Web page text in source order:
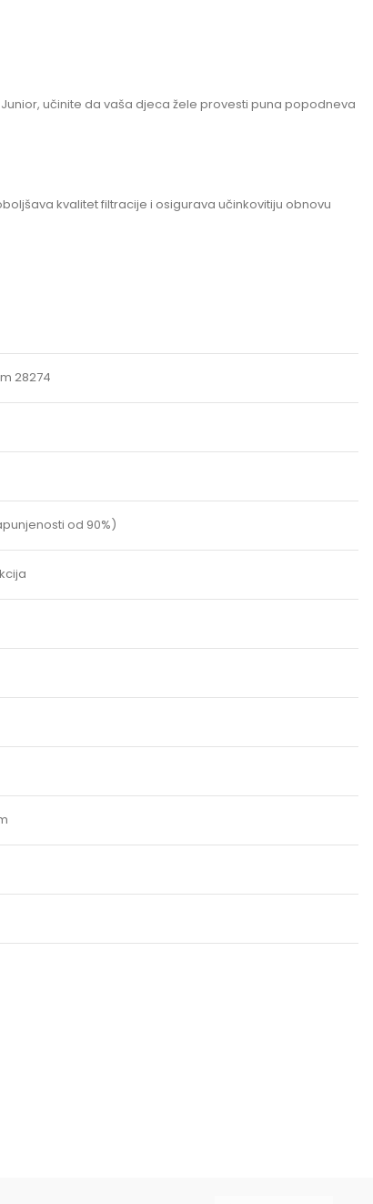
učinite da vaša djeca žele provesti puna popodneva
kvalitet filtracije i osigurava učinkovitiju obnovu
28274
od 90%)